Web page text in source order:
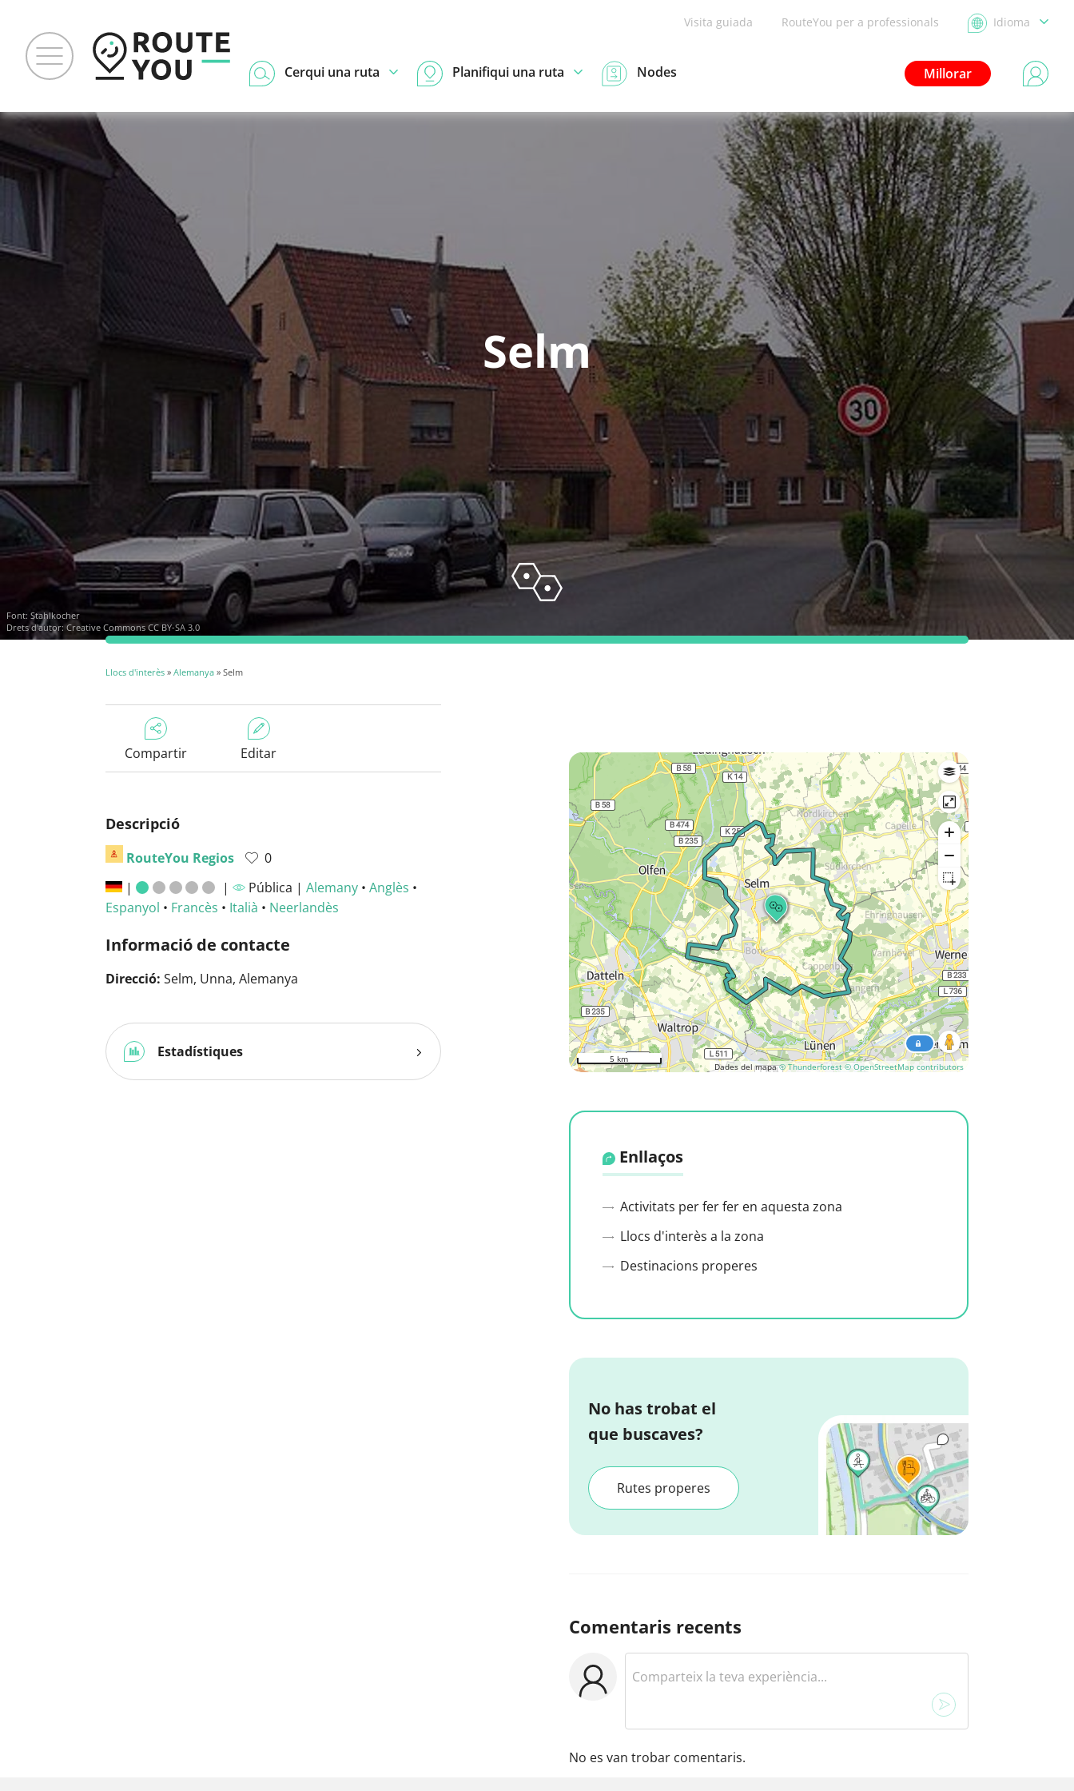
Visita guiada RouteYou per a professionals Idioma
Millorar
Cerqui una ruta Planifiqui una ruta Nodes
Selm
Font: Stahlkocher
Drets d'autor:Creative Commons CC BY-SA 3.0
Llocs d'interès » Alemanya » Selm
Compartir Editar
Descripció
RouteYou Regios
0
|
| Pública | Alemany• Anglès •
Espanyol • Francès • Italià • Neerlandès
Informació de contacte
Direcció: Selm, Unna, Alemanya
Estadístiques
Dades del mapa© Thunderforest © OpenStreetMap contributors
5 km
Enllaços
Activitats per fer fer en aquesta zona
Llocs d'interès a la zona
Destinacions properes
No has trobat el
que buscaves?
Rutes properes
Comentaris recents
No es van trobar comentaris.